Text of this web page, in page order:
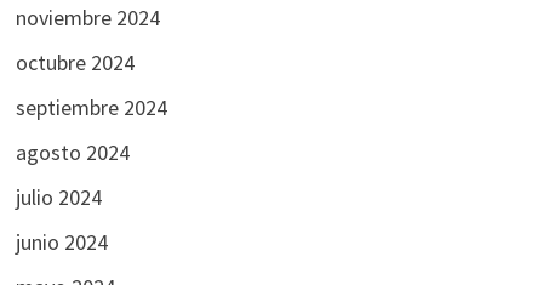
noviembre 2024
octubre 2024
septiembre 2024
agosto 2024
julio 2024
junio 2024